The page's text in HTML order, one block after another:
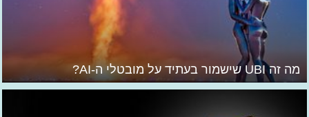
מה זה UBI שישמור בעתיד על מובטלי ה-AI?